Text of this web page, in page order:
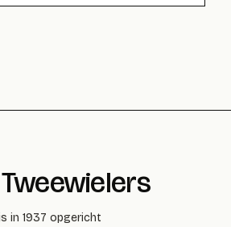
Tweewielers
in 1937 opgericht